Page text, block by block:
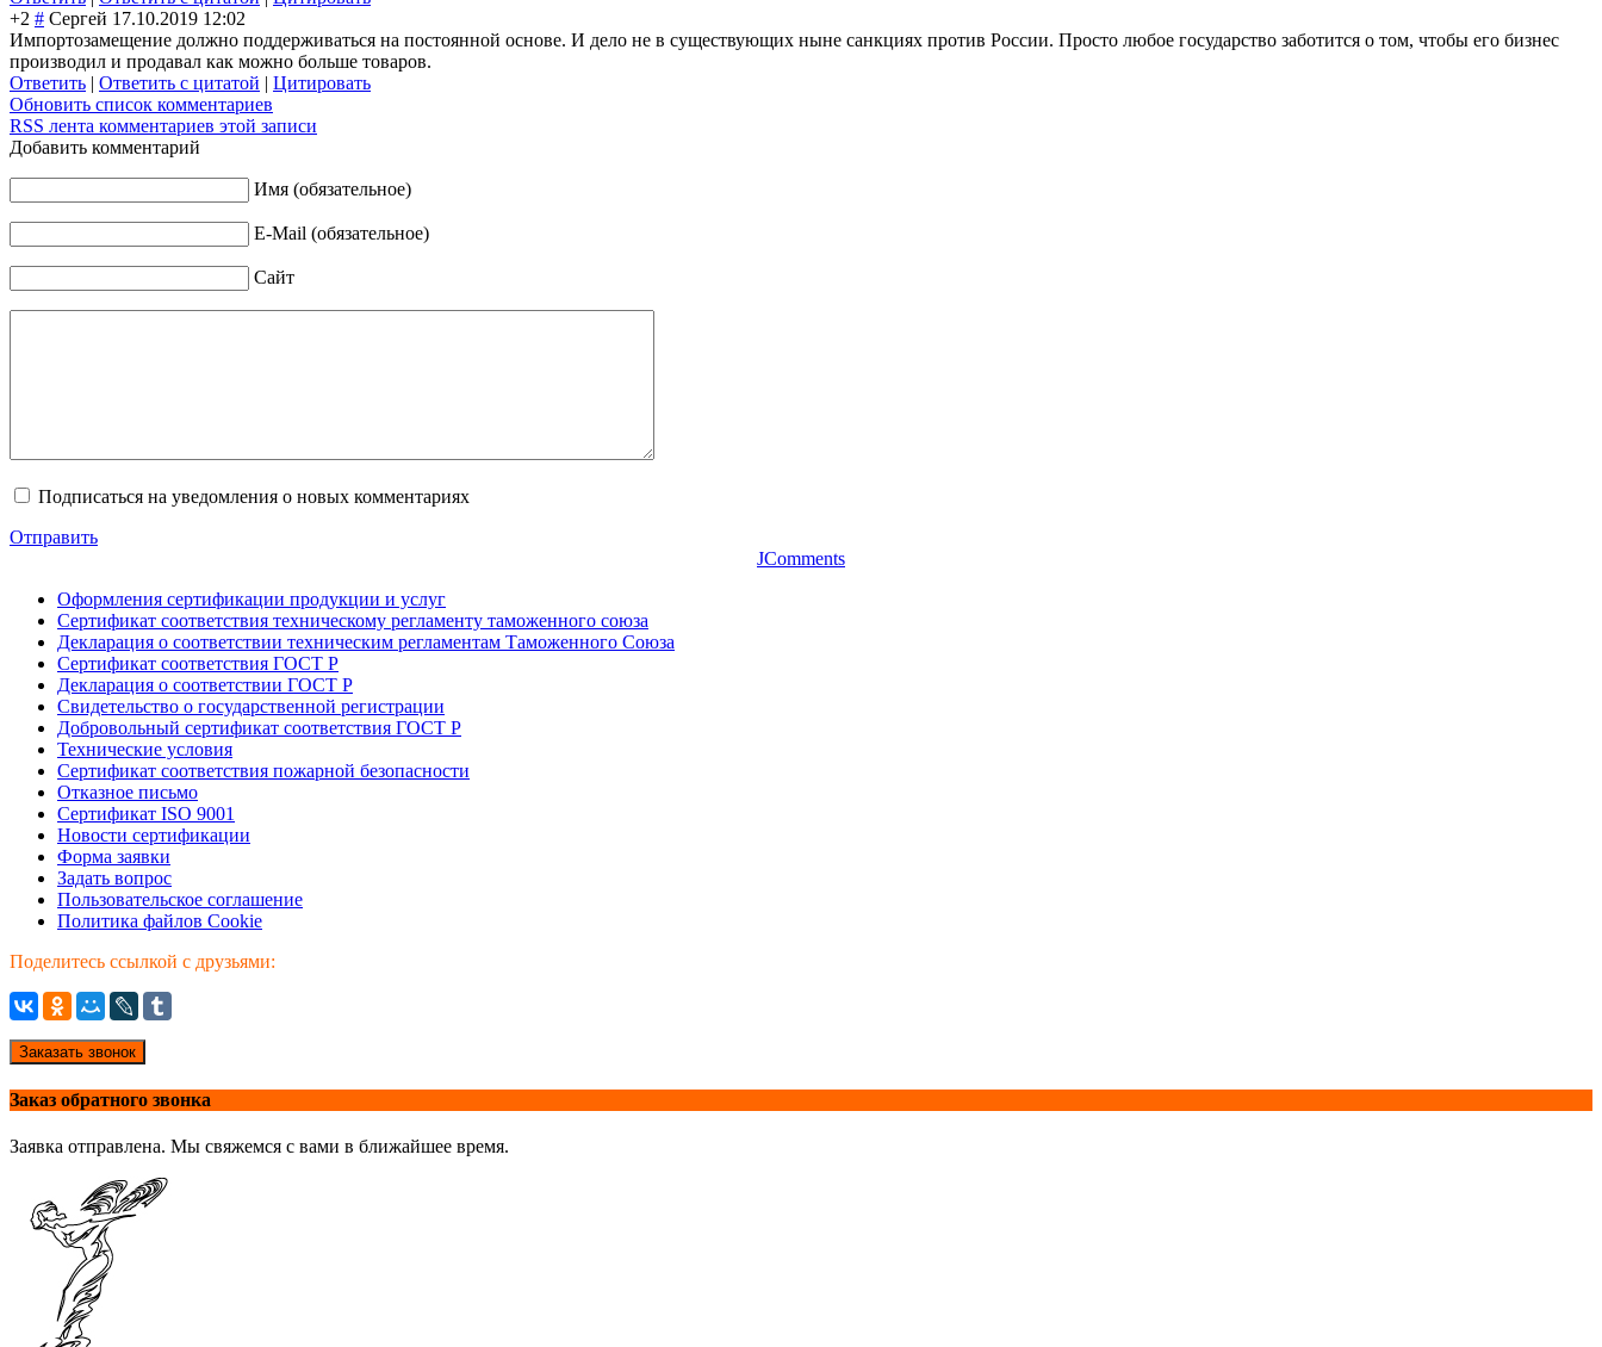
+2 # Сергей 17.10.2019 12:02
Импортозамещение должно поддерживаться на постоянной основе. И дело не в существующих ныне санкциях против России. Просто любое государство заботится о том, чтобы его бизнес
производил и продавал как можно больше товаров.
Ответить | Ответить с цитатой | Цитировать
Обновить список комментариев
RSS лента комментариев этой записи
Добавить комментарий
Имя (обязательное)
E-Mail (обязательное)
Сайт
Подписаться на уведомления о новых комментариях
Отправить
JComments
Оформления сертификации продукции и услуг
Сертификат соответствия техническому регламенту таможенного союза
Декларация о соответствии техническим регламентам Таможенного Союза
Сертификат соответствия ГОСТ Р
Декларация о соответствии ГОСТ Р
Свидетельство о государственной регистрации
Добровольный сертификат соответствия ГОСТ Р
Технические условия
Сертификат соответствия пожарной безопасности
Отказное письмо
Сертификат ISO 9001
Новости сертификации
Форма заявки
Задать вопрос
Пользовательское соглашение
Политика файлов Cookie
Поделитесь ссылкой с друзьями:
Заказать звонок
Заказ обратного звонка
Заявка отправлена. Мы свяжемся с вами в ближайшее время.